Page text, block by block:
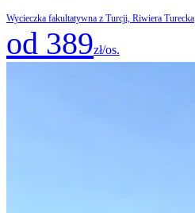
Wycieczka fakultatywna z Turcji, Riwiera Turecka
od 389zł/os.